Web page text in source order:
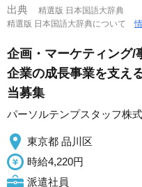
出典
精選版 日本国語大辞典
精選版 日本国語大辞典について
企画・マーケティング/
企業の成長事業を支え
当募集
パーソルテンプスタッフ株
東京都 品川区
時給4,220円
派遣社員